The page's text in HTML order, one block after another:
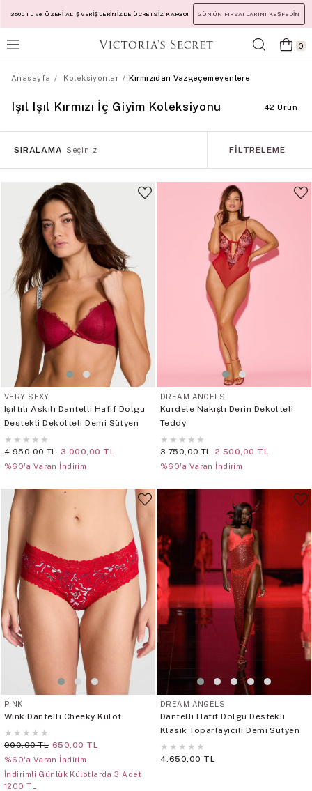
3500 TL ve ÜZERİ ALIŞVERİŞLERİNİZDE ÜCRETSİZ KARGO! GÜNÜN FIRSATLARINI KEŞFEDİN
0
Anasayfa Koleksiyonlar Kırmızıdan Vazgeçemeyenlere
Işıl Işıl Kırmızı İç Giyim Koleksiyonu 42 Ürün
FILTRELEME
SIRALAMA Seçiniz
VERY SEXY
Işıltılı Askılı Dantelli Hafif Dolgu
Destekli Dekolteli Demi Sütyen
★ ★ ★ ★ ★
4.950,00 TL 3.000,00 TL
%60'a Varan İndirim
DREAM ANGELS
Kurdele Nakışlı Derin Dekolteli
Teddy
★ ★ ★ ★ ★
3.750,00 TL 2.500,00 TL
%60'a Varan İndirim
PINK
Wink Dantelli Cheeky Külot
★ ★ ★ ★ ★
900,00 TL 650,00 TL
%60'a Varan İndirim
İndirimli Günlük Külotlarda 3 Adet
1200 TL
DREAM ANGELS
Dantelli Hafif Dolgu Destekli
Klasik Toparlayıcılı Demi Sütyen
★ ★ ★ ★ ★
4.650,00 TL